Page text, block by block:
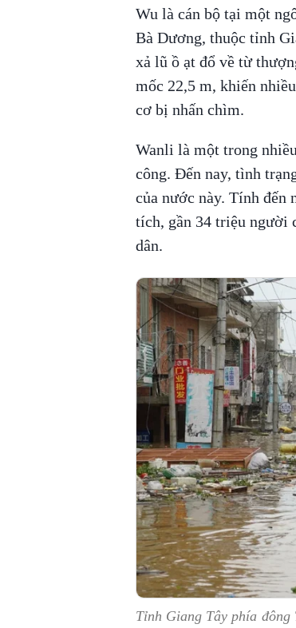
Wu là cán bộ tại một
Bà Dương, thuộc tỉnh
xả lũ ồ ạt đổ về từ
mốc 22,5 m, khiến
cơ bị nhấn chìm.
Wanli là một trong
công. Đến nay, tình
của nước này. Tính đến
tích, gần 34 triệu người
dân.
Tỉnh Giang Tây phía